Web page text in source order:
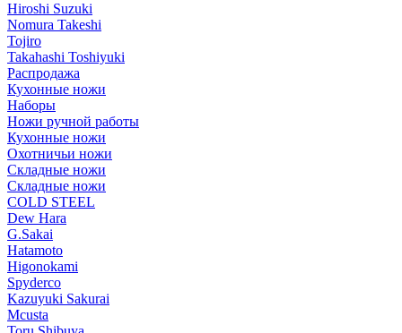
Hiroshi Suzuki
Nomura Takeshi
Tojiro
Takahashi Toshiyuki
Распродажа
Кухонные ножи
Наборы
Ножи ручной работы
Кухонные ножи
Охотничьи ножи
Складные ножи
Складные ножи
COLD STEEL
Dew Hara
G.Sakai
Hatamoto
Higonokami
Spyderco
Kazuyuki Sakurai
Mcusta